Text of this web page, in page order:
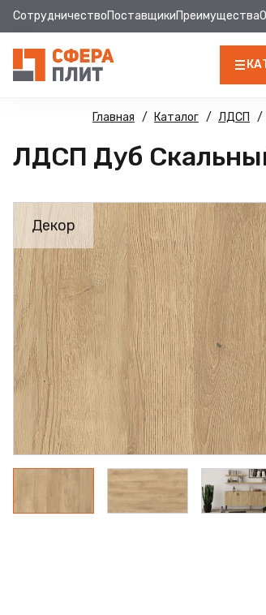
СотрудничествоПоставщикиПреимущества
МДФ
ХДФ
Главная Каталог ЛДСП
ЛДСП Дуб
Декор